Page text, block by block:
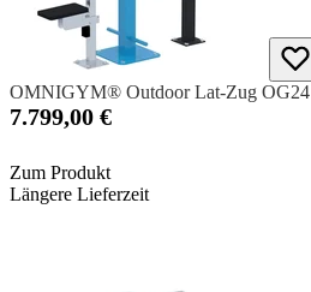
OMNIGYM® Outdoor Lat-Zug OG24
7.799,00 €
Zum Produkt
Längere Lieferzeit